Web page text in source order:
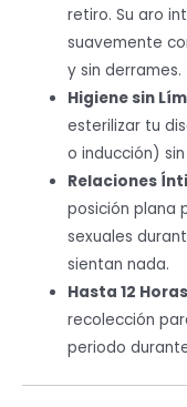
retiro. Su aro
suavemente
y sin derrames.
Higiene sin
esterilizar tu
o inducción)
Relaciones
posición plana
sexuales
sientan nada.
Hasta 12
recolección
periodo